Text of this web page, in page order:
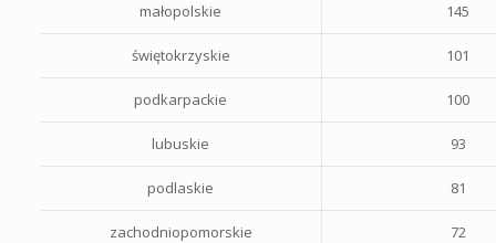
małopolskie 145
świętokrzyskie 101
podkarpackie 100
lubuskie 93
podlaskie 81
zachodniopomorskie 72